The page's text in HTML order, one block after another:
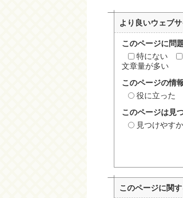
より良いウェブ
このページに問
特にない
文章量が多い
このページの情
役に立った
このページは見
見つけやす
このページに関